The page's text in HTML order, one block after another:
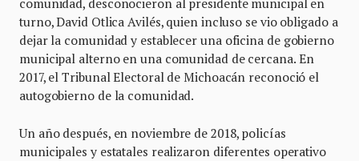
comunidad, desconocieron al presidente municipal en
turno, David Otlica Avilés, quien incluso se vio obligado a
dejar la comunidad y establecer una oficina de gobierno
municipal alterno en una comunidad de cercana. En
2017, el Tribunal Electoral de Michoacán reconoció el
autogobierno de la comunidad.
Un año después, en noviembre de 2018, policías
municipales y estatales realizaron diferentes operativo